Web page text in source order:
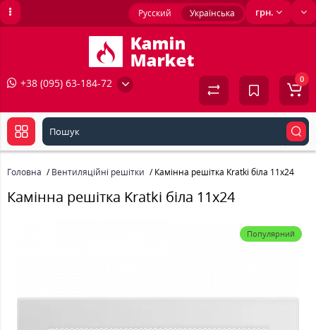
грн.
Русский Українська
+38 (095) 63-184-72 0
Головна Вентиляційні решітки Камінна решітка Kratki біла 11x24
Камінна решітка Kratki біла 11x24
Популярний